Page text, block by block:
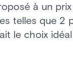
à un
telles que 2
le choix